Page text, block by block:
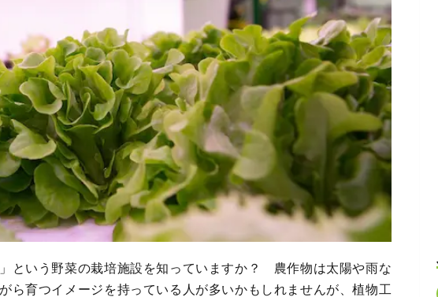
という野菜の栽培施設を知っていますか？ 農作物は太陽や雨な
ら育つイメージを持っている人が多いかもしれませんが、植物工